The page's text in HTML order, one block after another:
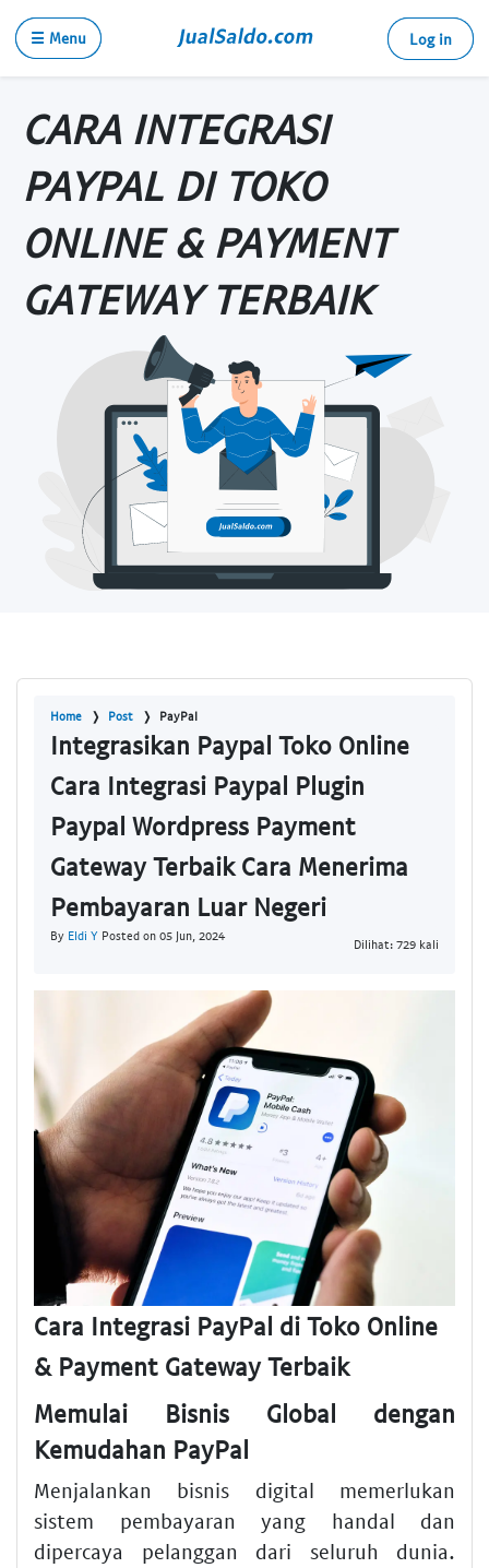
☰ Menu Log in
CARA INTEGRASI
PAYPAL DI TOKO
ONLINE & PAYMENT
GATEWAY TERBAIK
Home Post PayPal
Integrasikan Paypal Toko Online
Cara Integrasi Paypal Plugin
Paypal Wordpress Payment
Gateway Terbaik Cara Menerima
Pembayaran Luar Negeri
By Eldi Y Posted on 05 Jun, 2024
Dilihat: 729 kali
Cara Integrasi PayPal di Toko Online
& Payment Gateway Terbaik
Memulai Bisnis Global dengan
Kemudahan PayPal
Menjalankan bisnis digital memerlukan
sistem pembayaran yang handal dan
dipercaya pelanggan dari seluruh dunia.